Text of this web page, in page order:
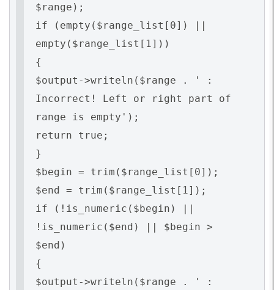
$range);
if (empty($range_list[0]) ||
empty($range_list[1]))
{
$output->writeln($range . ' :
Incorrect! Left or right part of
range is empty');
return true;
}
$begin = trim($range_list[0]);
$end = trim($range_list[1]);
if (!is_numeric($begin) ||
!is_numeric($end) || $begin >
$end)
{
$output->writeln($range . ' :